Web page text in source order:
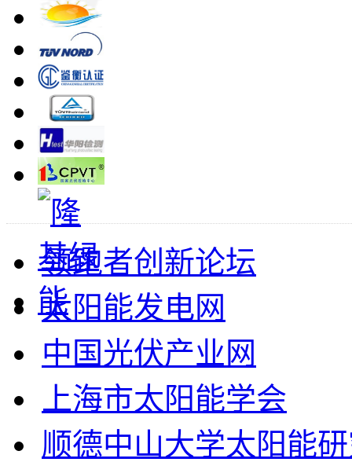
领跑者创新论坛
太阳能发电网
中国光伏产业网
上海市太阳能学会
顺德中山大学太阳能